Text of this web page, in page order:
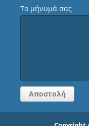
Το μήνυμά σας